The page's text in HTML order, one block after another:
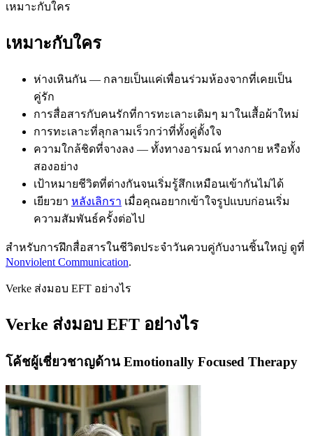
เหมาะกับใคร
เหมาะกับใคร
ห่างเหินกัน — กลายเป็นแค่เพื่อนร่วมห้องจากที่เคยเป็น
คู่รัก
การสื่อสารกับคนรักที่การทะเลาะเดิมๆ มาในเสื้อผ้าใหม่
การทะเลาะที่ลุกลามเร็วกว่าที่ทั้งคู่ตั้งใจ
ความใกล้ชิดที่จางลง — ทั้งทางอารมณ์ ทางกาย หรือทั้ง
สองอย่าง
เป้าหมายชีวิตที่ต่างกันจนเริ่มรู้สึกเหมือนเข้ากันไม่ได้
เยียวยา หลังเลิกรา เมื่อคุณอยากเข้าใจรูปแบบก่อนเริ่ม
ความสัมพันธ์ครั้งต่อไป
สำหรับการฝึกสื่อสารในชีวิตประจำวันควบคู่กับงานชิ้นใหญ่ ดูที่
Nonviolent Communication.
Verke ส่งมอบ EFT อย่างไร
Verke ส่งมอบ EFT อย่างไร
โค้ชผู้เชี่ยวชาญด้าน Emotionally Focused Therapy